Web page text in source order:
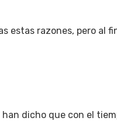
estas razones, pero al
dicho que con el